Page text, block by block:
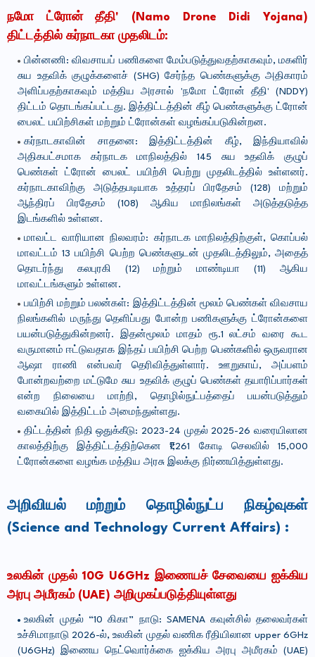
நமோ ட்ரோன் தீதி' (Namo Drone Didi Yojana)
திட்டத்தில் கர்நாடகா முதலிடம்:
பின்னணி: விவசாயப் பணிகளை மேம்படுத்துவதற்காகவும், மகளிர்
சுய உதவிக் குழுக்களைச் (SHG) சேர்ந்த பெண்களுக்கு அதிகாரம்
அளிப்பதற்காகவும் மத்திய அரசால் 'நமோ ட்ரோன் தீதி' (NDDY)
திட்டம் தொடங்கப்பட்டது. இத்திட்டத்தின் கீழ் பெண்களுக்கு ட்ரோன்
பைலட் பயிற்சிகள் மற்றும் ட்ரோன்கள் வழங்கப்படுகின்றன.
கர்நாடகாவின் சாதனை: இத்திட்டத்தின் கீழ், இந்தியாவில்
அதிகபட்சமாக கர்நாடக மாநிலத்தில் 145 சுய உதவிக் குழுப்
பெண்கள் ட்ரோன் பைலட் பயிற்சி பெற்று முதலிடத்தில் உள்ளனர்.
கர்நாடகாவிற்கு அடுத்தபடியாக உத்தரப் பிரதேசம் (128) மற்றும்
ஆந்திரப் பிரதேசம் (108) ஆகிய மாநிலங்கள் அடுத்தடுத்த
இடங்களில் உள்ளன.
மாவட்ட வாரியான நிலவரம்: கர்நாடக மாநிலத்திற்குள், கொப்பல்
மாவட்டம் 13 பயிற்சி பெற்ற பெண்களுடன் முதலிடத்திலும், அதைத்
தொடர்ந்து கலபுரகி (12) மற்றும் மாண்டியா (11) ஆகிய
மாவட்டங்களும் உள்ளன.
பயிற்சி மற்றும் பலன்கள்: இத்திட்டத்தின் மூலம் பெண்கள் விவசாய
நிலங்களில் மருந்து தெளிப்பது போன்ற பணிகளுக்கு ட்ரோன்களை
பயன்படுத்துகின்றனர். இதன்மூலம் மாதம் ரூ.1 லட்சம் வரை கூட
வருமானம் ஈட்டுவதாக இந்தப் பயிற்சி பெற்ற பெண்களில் ஒருவரான
ஆஷா ராணி என்பவர் தெரிவித்துள்ளார். ஊறுகாய், அப்பளம்
போன்றவற்றை மட்டுமே சுய உதவிக் குழுப் பெண்கள் தயாரிப்பார்கள்
என்ற நிலையை மாற்றி, தொழில்நுட்பத்தைப் பயன்படுத்தும்
வகையில் இத்திட்டம் அமைந்துள்ளது.
திட்டத்தின் நிதி ஒதுக்கீடு: 2023-24 முதல் 2025-26 வரையிலான
காலத்திற்கு இத்திட்டத்திற்கென ₹1,261 கோடி செலவில் 15,000
ட்ரோன்களை வழங்க மத்திய அரசு இலக்கு நிர்ணயித்துள்ளது.
அறிவியல் மற்றும் தொழில்நுட்ப நிகழ்வுகள்
(Science and Technology Current Affairs) :
உலகின் முதல் 10G U6GHz இணையச் சேவையை ஐக்கிய
அரபு அமீரகம் (UAE) அறிமுகப்படுத்தியுள்ளது
உலகின் முதல் “10 கிகா” நாடு: SAMENA கவுன்சில் தலைவர்கள்
உச்சிமாநாடு 2026-ல், உலகின் முதல் வணிக ரீதியிலான upper 6GHz
(U6GHz) இணைய நெட்வொர்க்கை ஐக்கிய அரபு அமீரகம் (UAE)